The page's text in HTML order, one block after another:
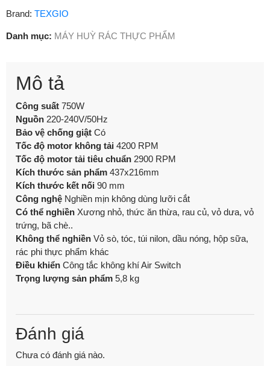
Brand: TEXGIO
Danh mục: MÁY HUỲ RÁC THỰC PHẨM
Mô tả
Công suất 750W
Nguồn 220-240V/50Hz
Bảo vệ chống giật Có
Tốc độ motor không tải 4200 RPM
Tốc độ motor tải tiêu chuẩn 2900 RPM
Kích thước sản phẩm 437x216mm
Kích thước kết nối 90 mm
Công nghệ Nghiền mịn không dùng lưỡi cắt
Có thể nghiền Xương nhỏ, thức ăn thừa, rau củ, vỏ dưa, vỏ
trứng, bã chè..
Không thể nghiền Vỏ sò, tóc, túi nilon, dầu nóng, hộp sữa,
rác phi thực phẩm khác
Điều khiển Công tắc không khí Air Switch
Trọng lượng sản phẩm 5,8 kg
Đánh giá
Chưa có đánh giá nào.